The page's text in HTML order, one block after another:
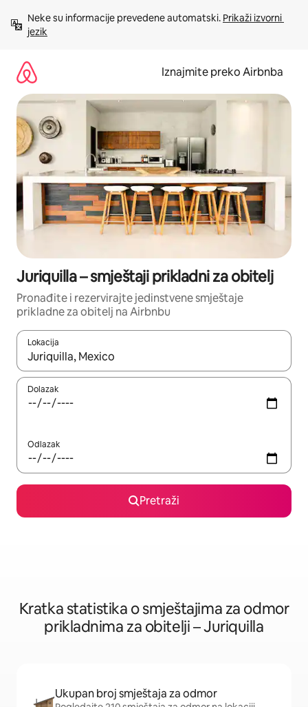
sadržaj
Neke su informacije prevedene automatski. Prikaži izvorni
jezik
Iznajmite preko Airbnba
Juriquilla – smještaji prikladni za obitelj
Pronađite i rezervirajte jedinstvene smještaje
prikladne za obitelj na Airbnbu
Lokacija
Kada budu dostupni rezultati, moći ćete ih pregledati
Dolazak
Odlazak
Pretraži
Kratka statistika o smještajima za odmor
prikladnima za obitelji – Juriquilla
Ukupan broj smještaja za odmor